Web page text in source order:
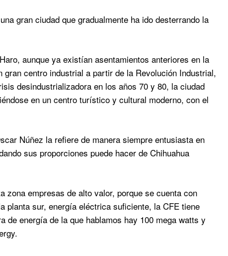
gran ciudad que gradualmente ha ido desterrando la
aunque ya existían asentamientos anteriores en la
centro industrial a partir de la Revolución Industrial,
desindustrializadora en los años 70 y 80, la ciudad
en un centro turístico y cultural moderno, con el
Núñez la refiere de manera siempre entusiasta en
sus proporciones puede hacer de Chihuahua
zona empresas de alto valor, porque se cuenta con
planta sur, energía eléctrica suficiente, la CFE tiene
de energía de la que hablamos hay 100 mega watts y